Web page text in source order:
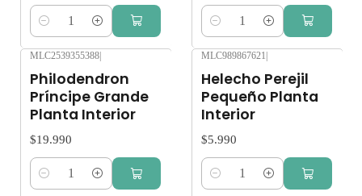
Cantidad Cantidad
MLC2539355388
Philodendron
Príncipe Grande
Planta Interior
$19.990
Cantidad
MLC989867621
Helecho Perejil
Pequeño Planta
Interior
$5.990
Cantidad